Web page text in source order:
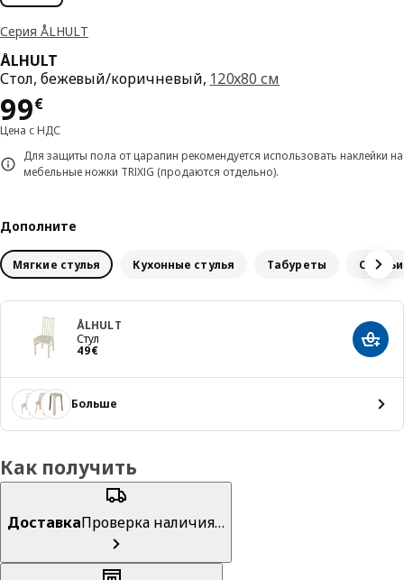
Серия ÅLHULT
ÅLHULT
Стол, бежевый/коричневый, 120x80 см
99€
Цена 99€
Цена с НДС
Для защиты пола от царапин рекомендуется использовать наклейки на
мебельные ножки TRIXIG (продаются отдельно).
Дополните
Мягкие стулья Кухонные стулья Табуреты
ÅLHULT
Стул
49€
Цена 49€
Больше
Как получить
ДоставкаПроверка наличия…